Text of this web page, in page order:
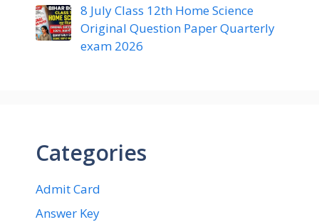
8 July Class 12th Home Science
Original Question Paper Quarterly
exam 2026
Categories
Admit Card
Answer Key